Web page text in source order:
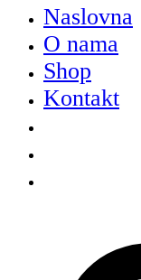
Naslovna
O nama
Shop
Kontakt